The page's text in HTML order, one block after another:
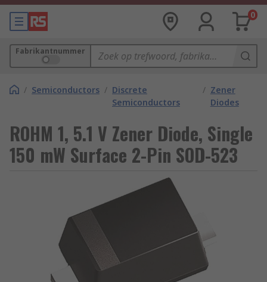
0
Fabrikantnummer
/ Semiconductors / Discrete
Semiconductors
/ Zener
Diodes
ROHM 1, 5.1 V Zener Diode, Single
150 mW Surface 2-Pin SOD-523